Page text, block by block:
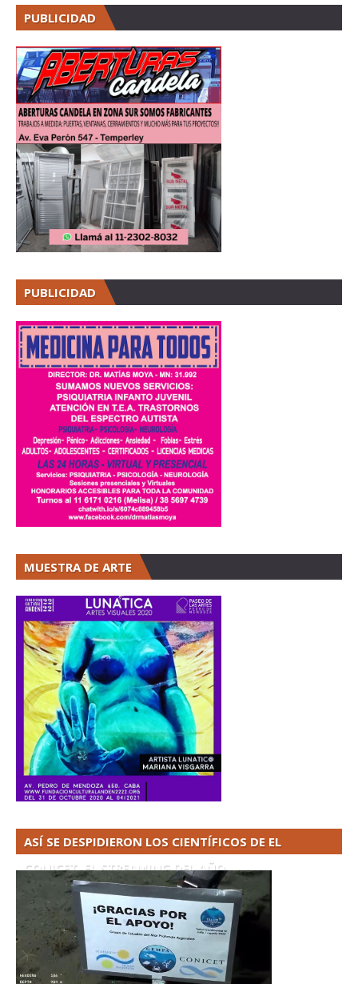
PUBLICIDAD
PUBLICIDAD
MUESTRA DE ARTE
ASÍ SE DESPIDIERON LOS CIENTÍFICOS DE EL
CONICET. EL STREAMING DEL AÑO